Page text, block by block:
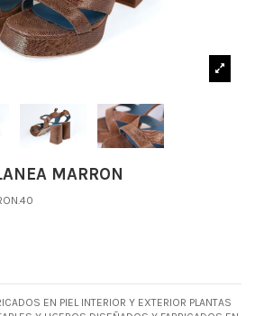
MARRON
EN PIEL INTERIOR Y EXTERIOR PLANTAS